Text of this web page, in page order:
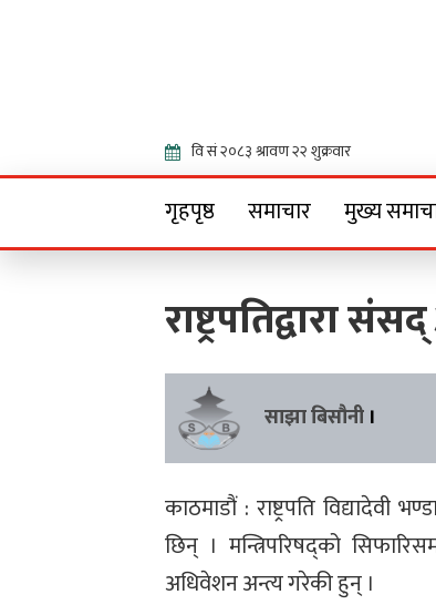
गृहपृष्ठ समाचार मुख्य
राष्ट्रपतिद्वारा
साझा बिसौनी ।
काठमाडौं : राष्ट्रपति
छिन् । मन्त्रिपरिषद्को
अधिवेशन अन्त्य गरेकी हुन् ।